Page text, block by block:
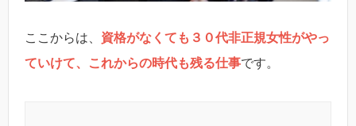
ここからは、 資格がなくても３０代非正規女性がやっ
ていけて、これからの時代も残る仕事です。